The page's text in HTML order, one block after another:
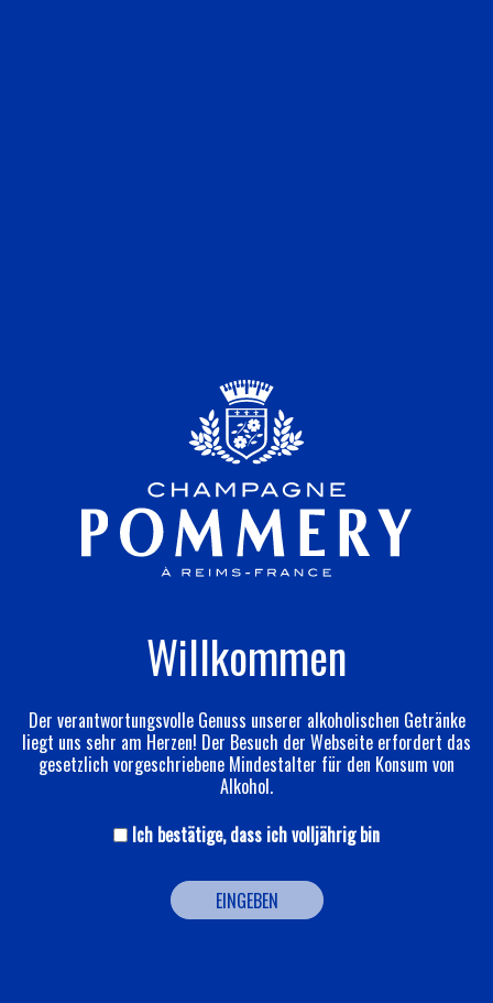
Willkommen
Der verantwortungsvolle Genuss unserer alkoholischen Getränke
liegt uns sehr am Herzen! Der Besuch der Webseite erfordert das
gesetzlich vorgeschriebene Mindestalter für den Konsum von
Alkohol.
Ich bestätige, dass ich volljährig bin
EINGEBEN
Brut Apanage
Entdecken